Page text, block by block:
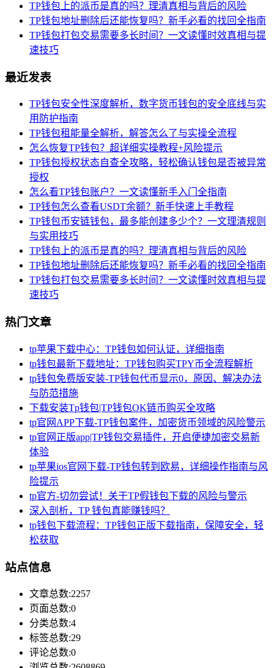
TP钱包上的派币是真的吗？理清真相与背后的风险
TP钱包地址删除后还能恢复吗？新手必看的找回全指南
TP钱包打包交易需要多长时间？一文读懂时效真相与提
速技巧
最近发表
TP钱包安全性深度解析，数字货币钱包的安全底线与实
用防护指南
TP钱包租能量全解析，解答怎么了与实操全流程
怎么恢复TP钱包？超详细实操教程+风险提示
TP钱包授权状态自查全攻略，轻松确认钱包是否被异常
授权
怎么看TP钱包账户？一文读懂新手入门全指南
TP钱包怎么查看USDT余额？新手快速上手教程
TP钱包币安链钱包，最多能创建多少个？一文理清规则
与实用技巧
TP钱包上的派币是真的吗？理清真相与背后的风险
TP钱包地址删除后还能恢复吗？新手必看的找回全指南
TP钱包打包交易需要多长时间？一文读懂时效真相与提
速技巧
热门文章
tp苹果下载中心：TP钱包如何认证，详细指南
tp钱包最新下载地址：TP钱包购买TPY币全流程解析
tp钱包免费版安装-TP钱包代币显示0，原因、解决办法
与防范措施
下载安装Tp钱包|TP钱包OK链币购买全攻略
tp官网APP下载-TP钱包案件，加密货币领域的风险警示
tp官网正版app|TP钱包交易插件，开启便捷加密交易新
体验
tp苹果ios官网下载-TP钱包转到欧易，详细操作指南与风
险提示
tp官方-切勿尝试！关于TP假钱包下载的风险与警示
深入剖析，TP 钱包真能赚钱吗？
tp钱包下载流程：TP钱包正版下载指南，保障安全，轻
松获取
站点信息
文章总数:2257
页面总数:0
分类总数:4
标签总数:29
评论总数:0